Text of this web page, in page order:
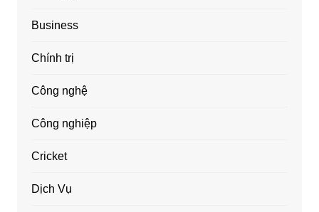
Business
Chính trị
Công nghệ
Công nghiệp
Cricket
Dịch Vụ